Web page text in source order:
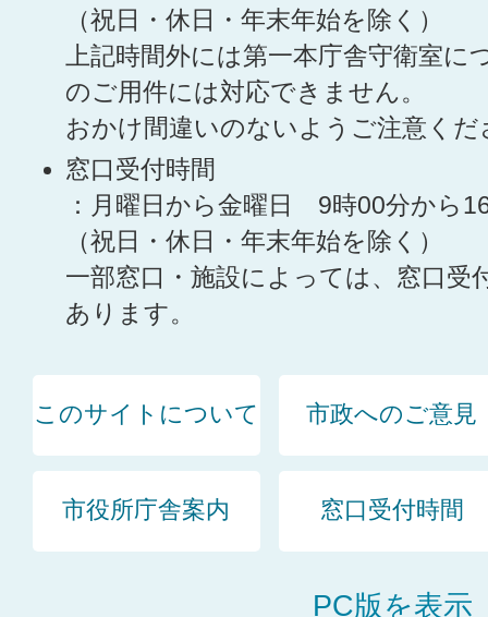
（祝日・休日・年末年始を除く）
上記時間外には第一本庁舎守衛室に
のご用件には対応できません。
おかけ間違いのないようご注意くだ
窓口受付時間
：月曜日から金曜日 9時00分から
（祝日・休日・年末年始を除く）
一部窓口・施設によっては、窓口受
あります。
このサイトについて 市政へのご意見
市役所庁舎案内 窓口受付時間
PC版を表示